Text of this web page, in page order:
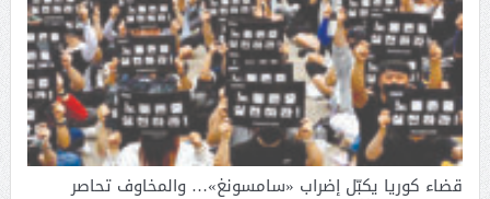
قضاء كوريا يكبّل إضراب «سامسونغ»… والمخاوف تحاصر